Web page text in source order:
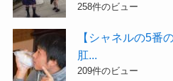
258件のビュー
【シャネルの5番
肛...
209件のビュー